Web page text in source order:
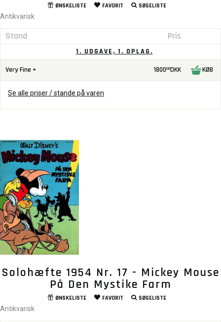
ØNSKELISTE FAVORIT SØGELISTE
Antikvarisk
Stand Pris
1. UDGAVE, 1. OPLAG.
Very Fine + 180000DKK KØB
Se alle priser / stande på varen
Solohæfte 1954 Nr. 17 - Mickey Mouse
På Den Mystike Farm
ØNSKELISTE FAVORIT SØGELISTE
Antikvarisk